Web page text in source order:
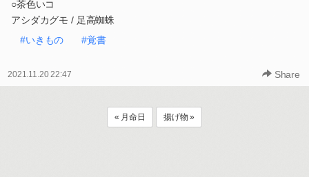
○茶色いコ
アシダカグモ / 足高蜘蛛
#いきもの
#覚書
2021.11.20 22:47 Share
« 月命日 揚げ物 »